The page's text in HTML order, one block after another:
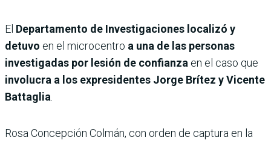
El Departamento de Investigaciones localizó y
detuvo en el microcentro a una de las personas
investigadas por lesión de confianza en el caso que
involucra a los expresidentes Jorge Brítez y Vicente
Battaglia
Rosa Concepción Colmán, con orden de captura en la